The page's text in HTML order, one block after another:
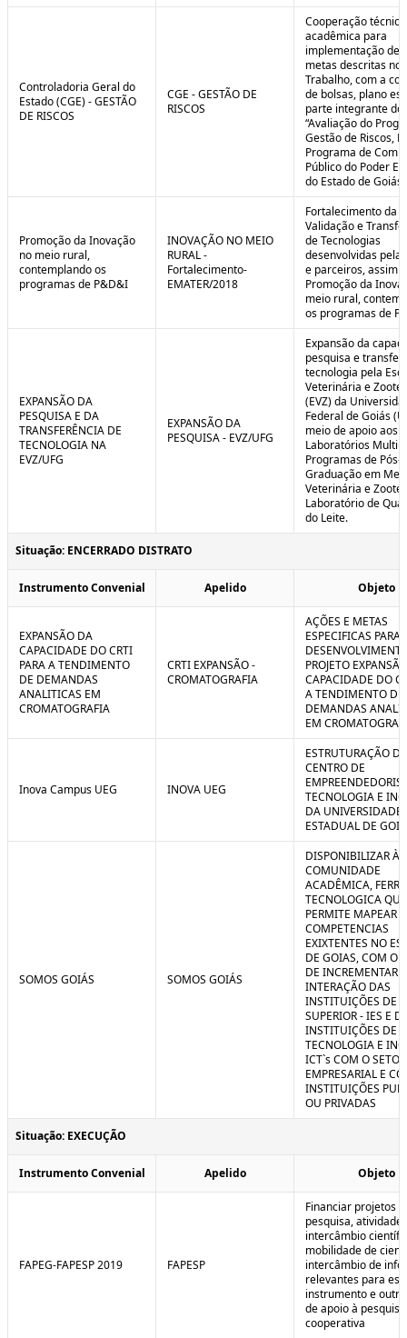
Controladoria Geral do
Estado (CGE) - GESTÃO
DE RISCOS
CGE - GESTÃO DE
RISCOS
Cooperação
acadêmica para
implementação de
metas descritas no
Trabalho, com a
de bolsas, plano
parte integrante do
“Avaliação do
Gestão de Riscos,
Programa de
Público do Poder
do Estado de
Promoção da Inovação
no meio rural,
contemplando os
programas de P&D&I
INOVAÇÃO NO MEIO
RURAL -
Fortalecimento-
EMATER/2018
Fortalecimento da
Validação e
de Tecnologias
desenvolvidas pela
e parceiros, assim
Promoção da
meio rural,
os programas de
EXPANSÃO DA
PESQUISA E DA
TRANSFERÊNCIA DE
TECNOLOGIA NA
EVZ/UFG
EXPANSÃO DA
PESQUISA - EVZ/UFG
Expansão da
pesquisa e
tecnologia pela
Veterinária e
(EVZ) da
Federal de Goiás
meio de apoio aos
Laboratórios
Programas de Pós-
Graduação em
Veterinária e
Laboratório de
do Leite.
Situação: ENCERRADO DISTRATO
Instrumento Convenial Apelido Objeto
EXPANSÃO DA
CAPACIDADE DO CRTI
PARA A TENDIMENTO
DE DEMANDAS
ANALITICAS EM
CROMATOGRAFIA
CRTI EXPANSÃO -
CROMATOGRAFIA
AÇÕES E METAS
ESPECIFICAS PARA
PROJETO
CAPACIDADE DO
A TENDIMENTO DE
DEMANDAS
EM
Inova Campus UEG INOVA UEG
ESTRUTURAÇÃO
CENTRO DE
TECNOLOGIA E
DA UNIVERSIDADE
ESTADUAL DE
SOMOS GOIÁS SOMOS GOIÁS
DISPONIBILIZAR À
COMUNIDADE
ACADÊMICA,
TECNOLOGICA QUE
PERMITE MAPEAR
COMPETENCIAS
EXIXTENTES NO
DE GOIAS, COM O
DE INCREMENTAR A
INTERAÇÃO DAS
INSTITUIÇÕES DE
SUPERIOR - IES E
INSTITUIÇÕES DE
TECNOLOGIA E
ICT`s COM O SETOR
EMPRESARIAL E
INSTITUIÇÕES
OU PRIVADAS
Situação: EXECUÇÃO
Instrumento Convenial Apelido Objeto
FAPEG-FAPESP 2019 FAPESP
Financiar projetos
pesquisa,
intercâmbio
mobilidade de
intercâmbio de
relevantes para
instrumento e
de apoio à pesquisa
cooperativa